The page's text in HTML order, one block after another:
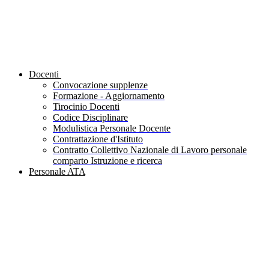
Docenti
Convocazione supplenze
Formazione - Aggiornamento
Tirocinio Docenti
Codice Disciplinare
Modulistica Personale Docente
Contrattazione d'Istituto
Contratto Collettivo Nazionale di Lavoro personale
comparto Istruzione e ricerca
Personale ATA